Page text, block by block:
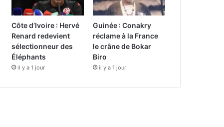
Côte d’Ivoire : Hervé
Renard redevient
sélectionneur des
Éléphants
il y a 1 jour
Guinée : Conakry
réclame à la France
le crâne de Bokar
Biro
il y a 1 jour